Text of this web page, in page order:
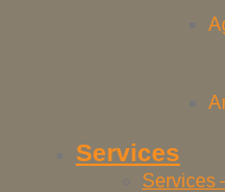
Services
Services